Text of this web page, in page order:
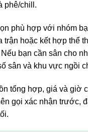
phê/chill.
phù hợp với nhóm
trận hoặc kết hợp thể
bạn cần sân cho
sân và khu vực ngồi
tổng hợp, giá và giờ
gọi xác nhận trước,